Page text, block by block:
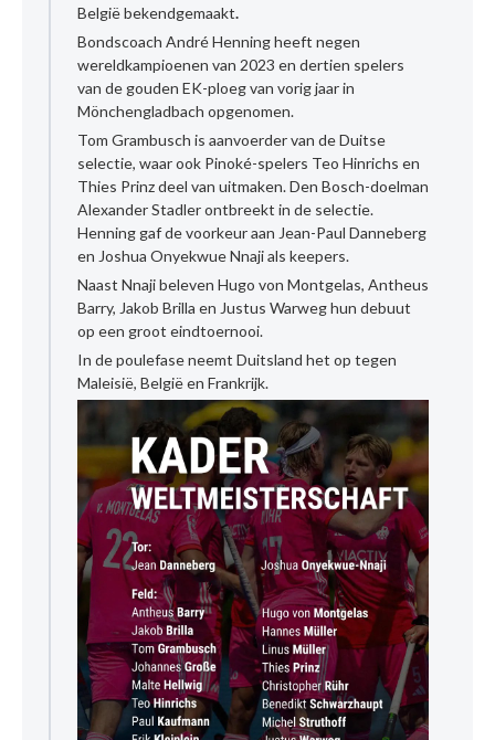
België bekendgemaakt.
Bondscoach André Henning heeft negen
wereldkampioenen van 2023 en dertien spelers
van de gouden EK-ploeg van vorig jaar in
Mönchengladbach opgenomen.
Tom Grambusch is aanvoerder van de Duitse
selectie, waar ook Pinoké-spelers Teo Hinrichs en
Thies Prinz deel van uitmaken. Den Bosch-doelman
Alexander Stadler ontbreekt in de selectie.
Henning gaf de voorkeur aan Jean-Paul Danneberg
en Joshua Onyekwue Nnaji als keepers.
Naast Nnaji beleven Hugo von Montgelas, Antheus
Barry, Jakob Brilla en Justus Warweg hun debuut
op een groot eindtoernooi.
In de poulefase neemt Duitsland het op tegen
Maleisië, België en Frankrijk.